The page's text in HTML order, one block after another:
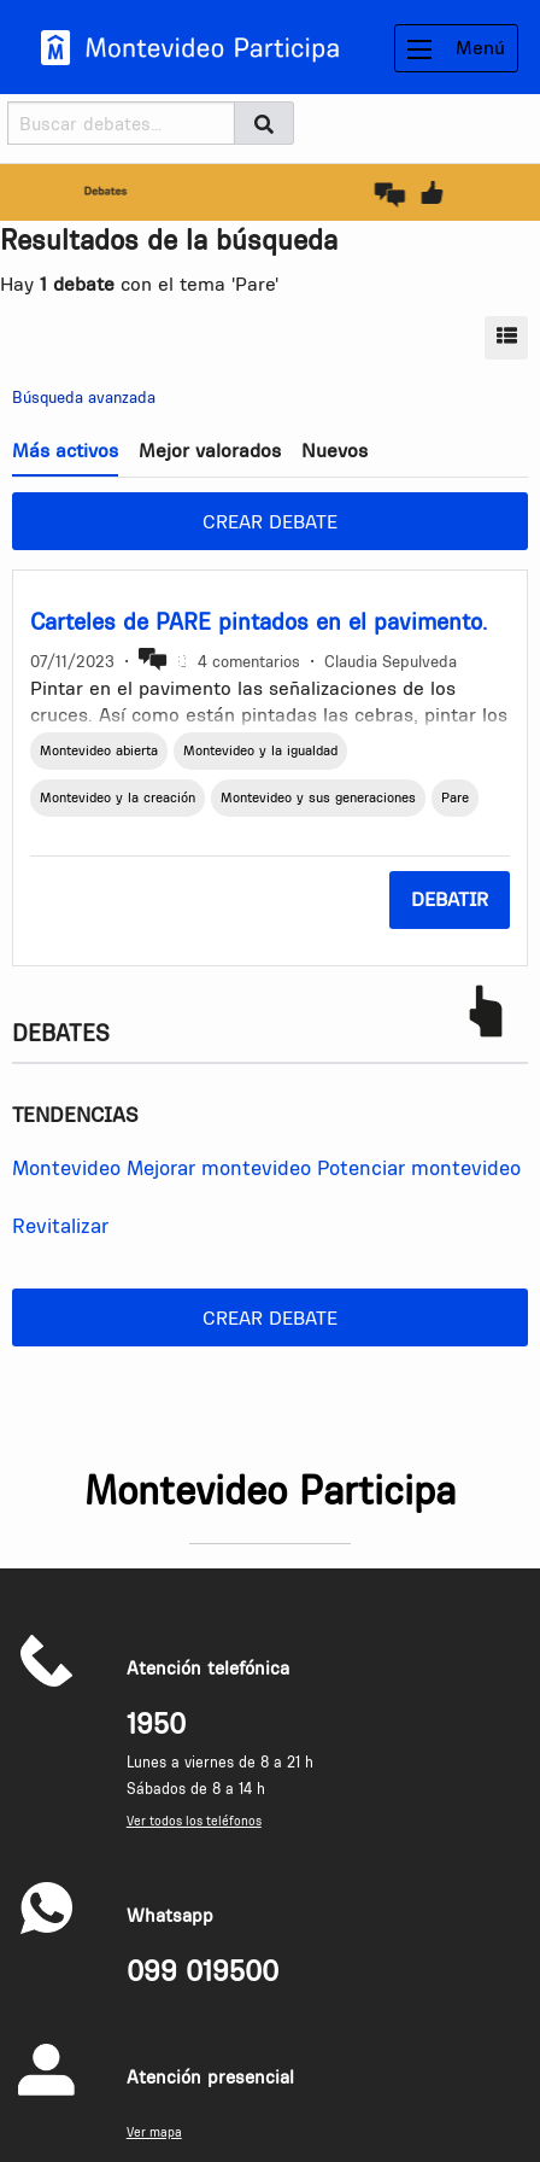
Menú
Buscador
Buscar BUSCAR
Resultados de la búsqueda
Hay 1 debate con el tema 'Pare'
Búsqueda avanzada
Más activos Mejor valorados Nuevos
CREAR DEBATE
Carteles de PARE pintados en el pavimento.
07/11/2023 • 4 comentarios • Claudia Sepulveda
Pintar en el pavimento las señalizaciones de los
cruces. Así como están pintadas las cebras, pintar los
Pare, Ceda el paso, y las flechas de las calles.
A veces los carteles no se ven bien. Sobre todo
cuando el Pare es para el que cruza y hay que verlo
Montevideo abierta Montevideo y la igualdad
Montevideo y la creación Montevideo y sus generaciones Pare
DEBATIR
DEBATES
TENDENCIAS
Montevideo Mejorar montevideo Potenciar montevideo
Revitalizar
CREAR DEBATE
Montevideo Participa
Atención telefónica
1950
Lunes a viernes de 8 a 21 h
Sábados de 8 a 14 h
Ver todos los teléfonos
Whatsapp
099 019500
Atención presencial
Ver mapa